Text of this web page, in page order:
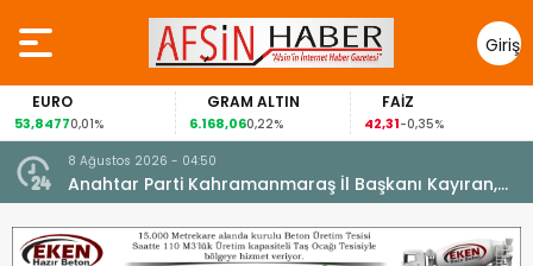
Giriş
Yap
EURO
53,84770,01%
GRAM ALTIN
6.168,060,22%
FAİZ
42,31-0,35%
8 Ağustos 2026 - 04:50
Anahtar Parti Kahramanmaraş İl Başkanı Kayıran,
Afşin Teşkilatı ile buluştu.